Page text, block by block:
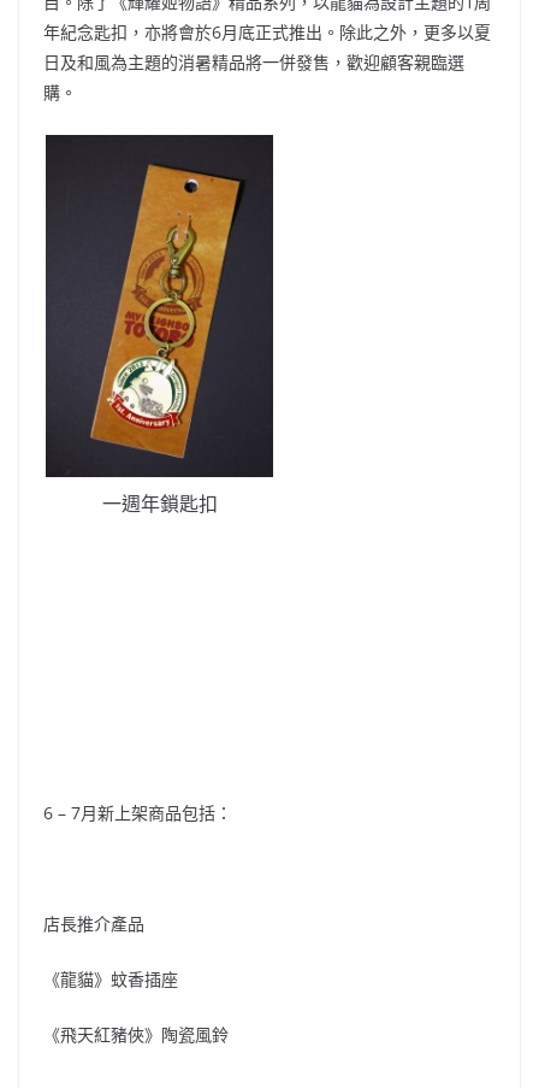
年紀念匙扣，亦將會於6月底正式推出。除此之外，更多以夏
日及和風為主題的消暑精品將一併發售，歡迎顧客親臨選
購。
一週年鎖匙扣
6 – 7月新上架商品包括：
店長推介產品
《龍貓》蚊香插座
《飛天紅豬俠》陶瓷風鈴